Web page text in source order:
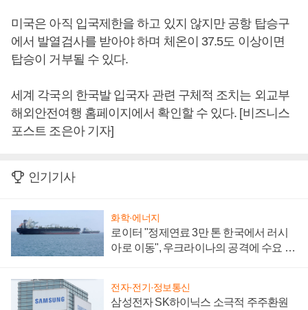
미국은 아직 입국제한을 하고 있지 않지만 공항 탑승구
에서 발열검사를 받아야 하며 체온이 37.5도 이상이면
탑승이 거부될 수 있다.
세계 각국의 한국발 입국자 관련 구체적 조치는 외교부
해외안전여행 홈페이지에서 확인할 수 있다. [비즈니스
포스트 조은아 기자]
인기기사
화학·에너지
로이터 "정제연료 3만 톤 한국에서 러시
아로 이동", 우크라이나의 공격에 수요 늘
전자·전기·정보통신
삼성전자 SK하이닉스 소극적 주주환원